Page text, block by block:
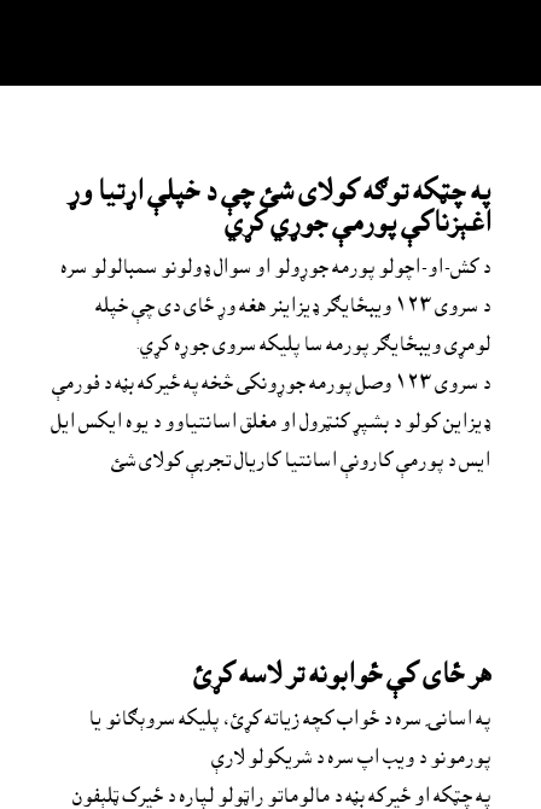
په چټکه توګه کولاى شئ چې د خپلې اړتيا وړ
اغېزناکې پورمې جوړي کړي
لومړى ويبځايګر پورمه سا پليکه سروى جوړه کړي.
ايس د پورمې کارونې اسانتيا کاريال تجربې کولاى شئ
هر ځاى کې ځوابونه تر لاسه کړئ
پورمونو د ويب اپ سره د شريکولو لارې